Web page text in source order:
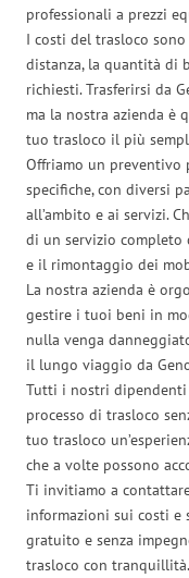
professionali a prezzi
I costi del trasloco
distanza, la quantità di
richiesti. Trasferirsi da
ma la nostra azienda è
tuo trasloco il più
Offriamo un preventivo
specifiche, con diversi
all’ambito e ai servizi.
di un servizio completo
e il rimontaggio dei
La nostra azienda è
gestire i tuoi beni in
nulla venga
il lungo viaggio da
Tutti i nostri dipendenti
processo di trasloco
tuo trasloco
che a volte possono
Ti invitiamo a
informazioni sui costi e
gratuito e senza
trasloco con